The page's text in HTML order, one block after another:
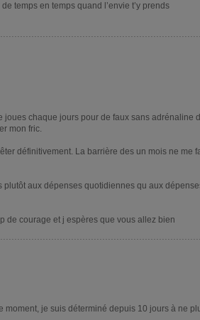
temps en temps quand l’envie t’y prends
joues chaque jours pour de faux sans adrénaline
mon fric.
définitivement. La barrière des un mois ne me
plutôt aux dépenses quotidiennes qu aux
de courage et j espères que vous allez bien
moment, je suis déterminé depuis 10 jours à ne